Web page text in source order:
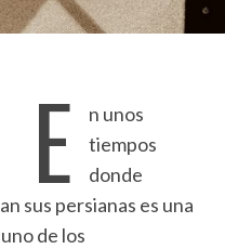
n unos
tiempos
donde
sus persianas es una
de los